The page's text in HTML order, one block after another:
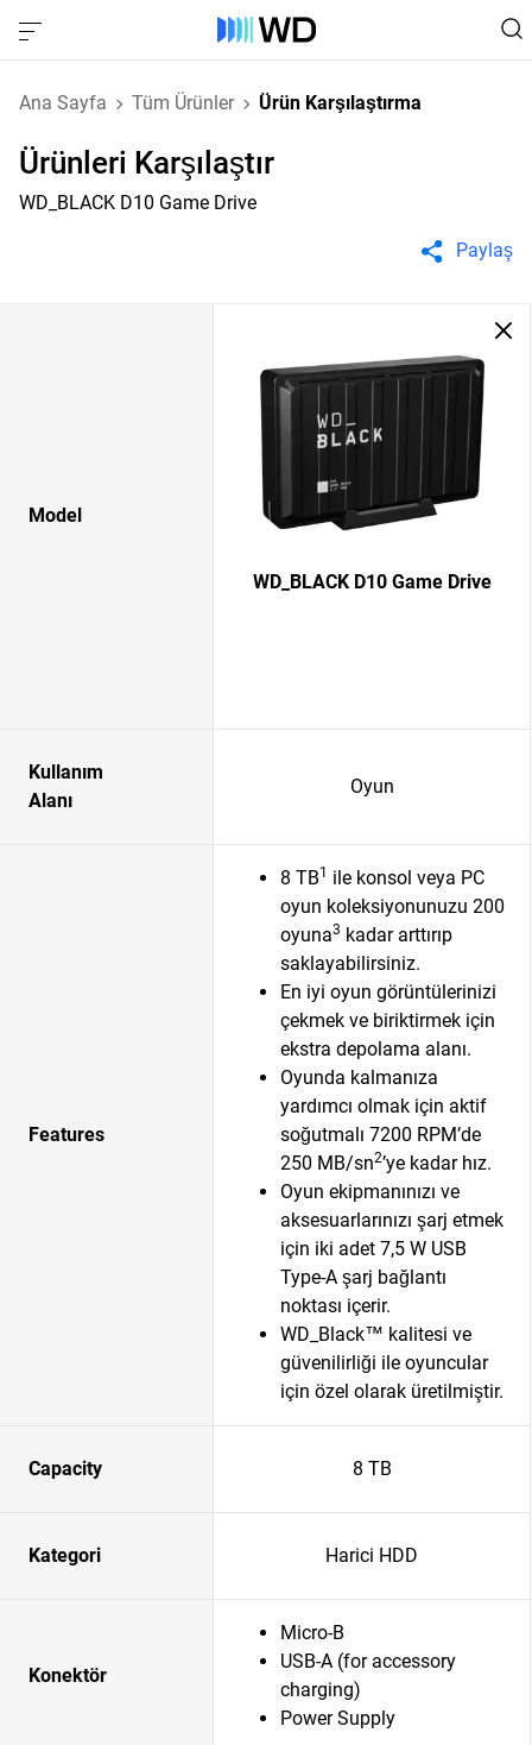
Ana Sayfa Tüm Ürünler Ürün Karşılaştırma
Ürünleri Karşılaştır
WD_BLACK D10 Game Drive
Paylaş
Model
WD_BLACK D10 Game Drive
Kullanım
Alanı
Oyun
Features
8 TB1 ile konsol veya PC
oyun koleksiyonunuzu 200
oyuna3 kadar arttırıp
saklayabilirsiniz.
En iyi oyun görüntülerinizi
çekmek ve biriktirmek için
ekstra depolama alanı.
Oyunda kalmanıza
yardımcı olmak için aktif
soğutmalı 7200 RPM’de
250 MB/sn2’ye kadar hız.
Oyun ekipmanınızı ve
aksesuarlarınızı şarj etmek
için iki adet 7,5 W USB
Type-A şarj bağlantı
noktası içerir.
WD_Black™ kalitesi ve
güvenilirliği ile oyuncular
için özel olarak üretilmiştir.
Capacity 8 TB
Kategori Harici HDD
Konektör
Micro-B
USB-A (for accessory
charging)
Power Supply